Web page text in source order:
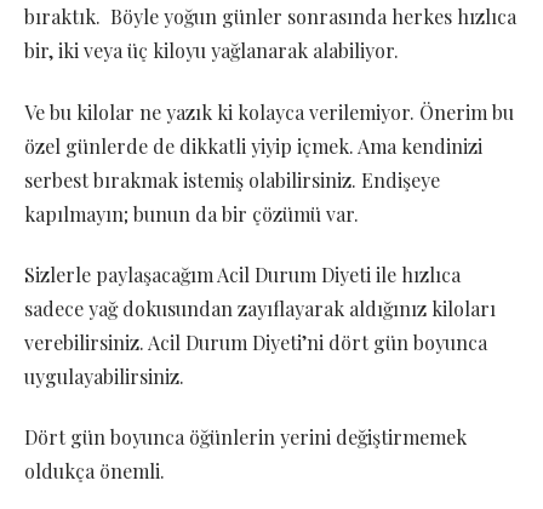
bıraktık. Böyle yoğun günler sonrasında herkes hızlıca
bir, iki veya üç kiloyu yağlanarak alabiliyor.
Ve bu kilolar ne yazık ki kolayca verilemiyor. Önerim bu
özel günlerde de dikkatli yiyip içmek. Ama kendinizi
serbest bırakmak istemiş olabilirsiniz. Endişeye
kapılmayın; bunun da bir çözümü var.
Sizlerle paylaşacağım Acil Durum Diyeti ile hızlıca
sadece yağ dokusundan zayıflayarak aldığınız kiloları
verebilirsiniz. Acil Durum Diyeti’ni dört gün boyunca
uygulayabilirsiniz.
Dört gün boyunca öğünlerin yerini değiştirmemek
oldukça önemli.